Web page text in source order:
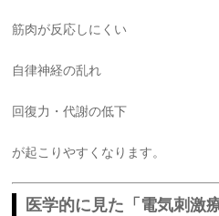
筋肉が反応しにくい
自律神経の乱れ
回復力・代謝の低下
が起こりやすくなります。
医学的に見た「電気刺激